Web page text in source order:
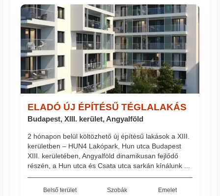
ELADÓ ÚJ ÉPÍTÉSŰ TÉGLALAKÁS
Budapest, XIII. kerület, Angyalföld
2 hónapon belül költözhető új építésű lakások a XIII.
kerületben – HUN4 Lakópark, Hun utca Budapest
XIII. kerületében, Angyalföld dinamikusan fejlődő
részén, a Hun utca és Csata utca sarkán kínálunk ...
Belső terület Szobák Emelet